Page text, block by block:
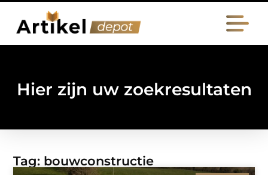
Hier zijn uw zoekresultaten
Tag: bouwconstructie